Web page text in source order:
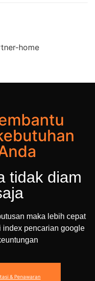
tidak diam
maka lebih cepat
index pencarian google
& Penawaran